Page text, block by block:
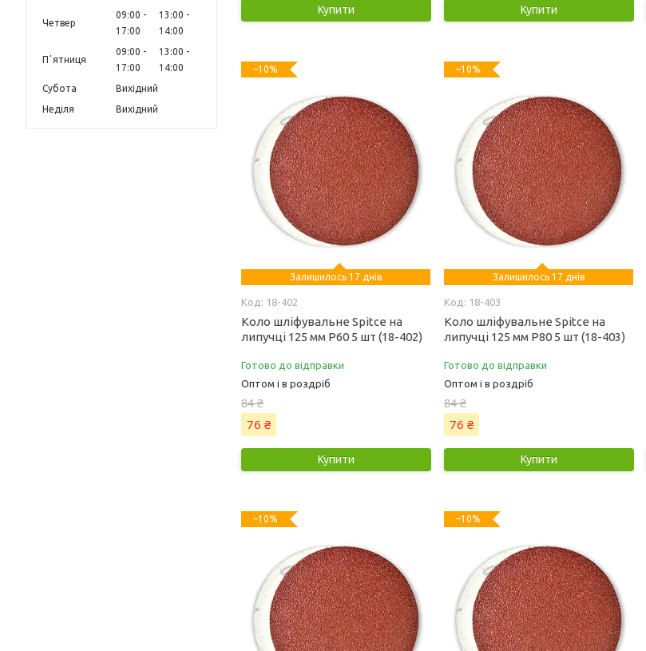
Четвер
09:00
17:00
13:00
14:00
Пʼятниця
09:00
17:00
13:00
14:00
Субота
Вихідний
Неділя
Вихідний
Купити Купити
–10%
Залишилось 17 днів
18-402
Коло шліфувальне Spitce на
липучці 125 мм Р60 5 шт (18-402)
Готово до відправки
Оптом і в роздріб
84 ₴
76 ₴
Купити
–10%
Залишилось 17 днів
18-403
Коло шліфувальне Spitce на
липучці 125 мм Р80 5 шт (18-403)
Готово до відправки
Оптом і в роздріб
84 ₴
76 ₴
Купити
–10% –10%